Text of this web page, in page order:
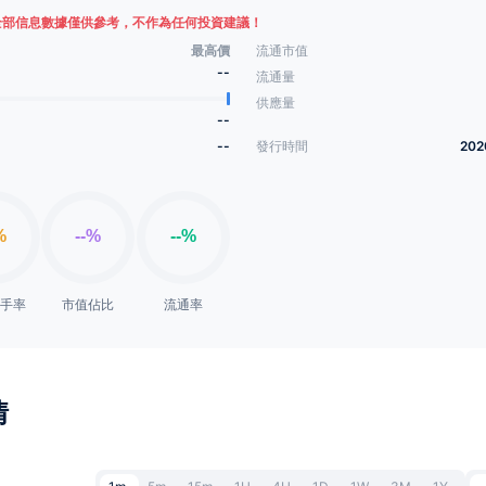
信息數據僅供參考，不作為任何投資建議！
最高價
--
--
--
率 市值佔比 流通率
流通市值
流通量
供應量
發行時間